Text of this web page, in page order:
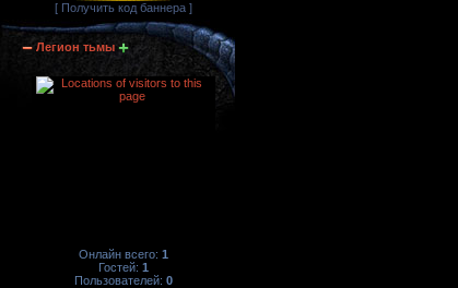
[ Получить код баннера ]
Легион тьмы
Онлайн всего: 1
Гостей: 1
Пользователей: 0